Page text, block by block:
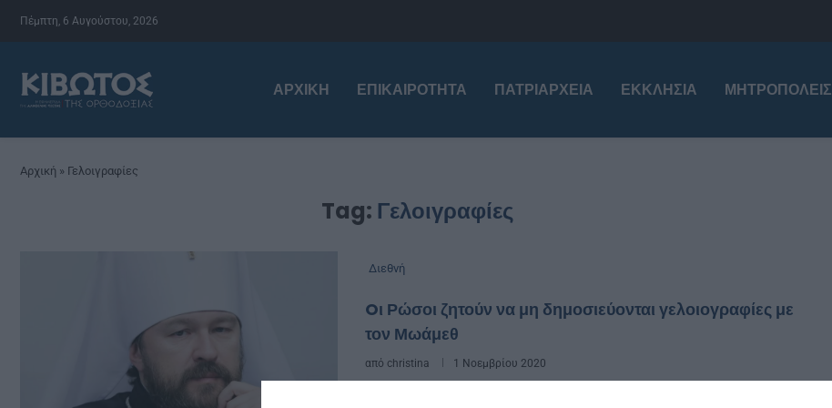
Πέμπτη, 6 Αυγούστου, 2026
ΑΡΧΙΚΉ ΕΠΙΚΑΙΡΌΤΗΤΑ ΠΑΤΡΙΑΡΧΕΊΑ ΕΚΚΛΗΣΊΑ ΜΗΤΡΟΠΌΛΕΙΣ
Αρχική » Γελοιγραφίες
Tag: Γελοιγραφίες
Διεθνή
Oι Ρώσοι ζητούν να μη δημοσιεύονται γελοιογραφίες με
τον Μωάμεθ
από christina 1 Νοεμβρίου 2020